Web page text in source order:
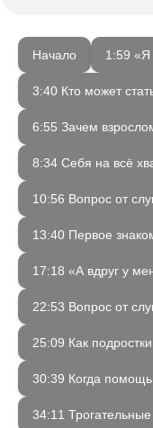
Начало 1:59 «Я
3:40 Кто может
6:55 Зачем
8:34 Себя на всё
10:56 Вопрос от
13:40 Первое
17:18 «А вдруг у
22:53 Вопрос от
25:09 Как
30:39 Когда
34:11